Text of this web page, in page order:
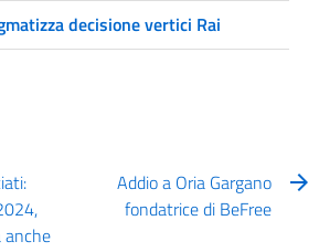
decisione vertici Rai
anche
Addio a Oria Gargano
fondatrice di BeFree